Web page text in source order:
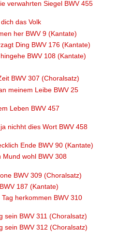
verwahrten Siegel BWV 455
das Volk
her BWV 9 (Kantate)
Ding BWV 176 (Kantate)
BWV 108 (Kantate)
BWV 307 (Choralsatz)
meinem Leibe BWV 25
Leben BWV 457
nichht dies Wort BWV 458
Ende BWV 90 (Kantate)
Mund wohl BWV 308
BWV 309 (Choralsatz)
187 (Kantate)
herkommen BWV 310
sein BWV 311 (Choralsatz)
sein BWV 312 (Choralsatz)